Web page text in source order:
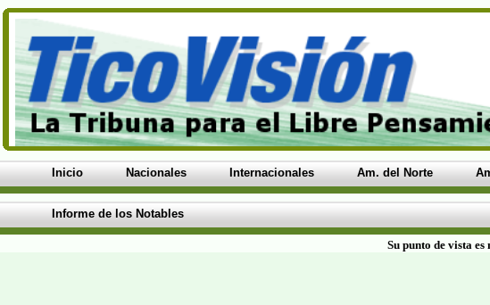
Inicio Nacionales Internacionales Am. del Norte
Informe de los Notables
Su punto de vista